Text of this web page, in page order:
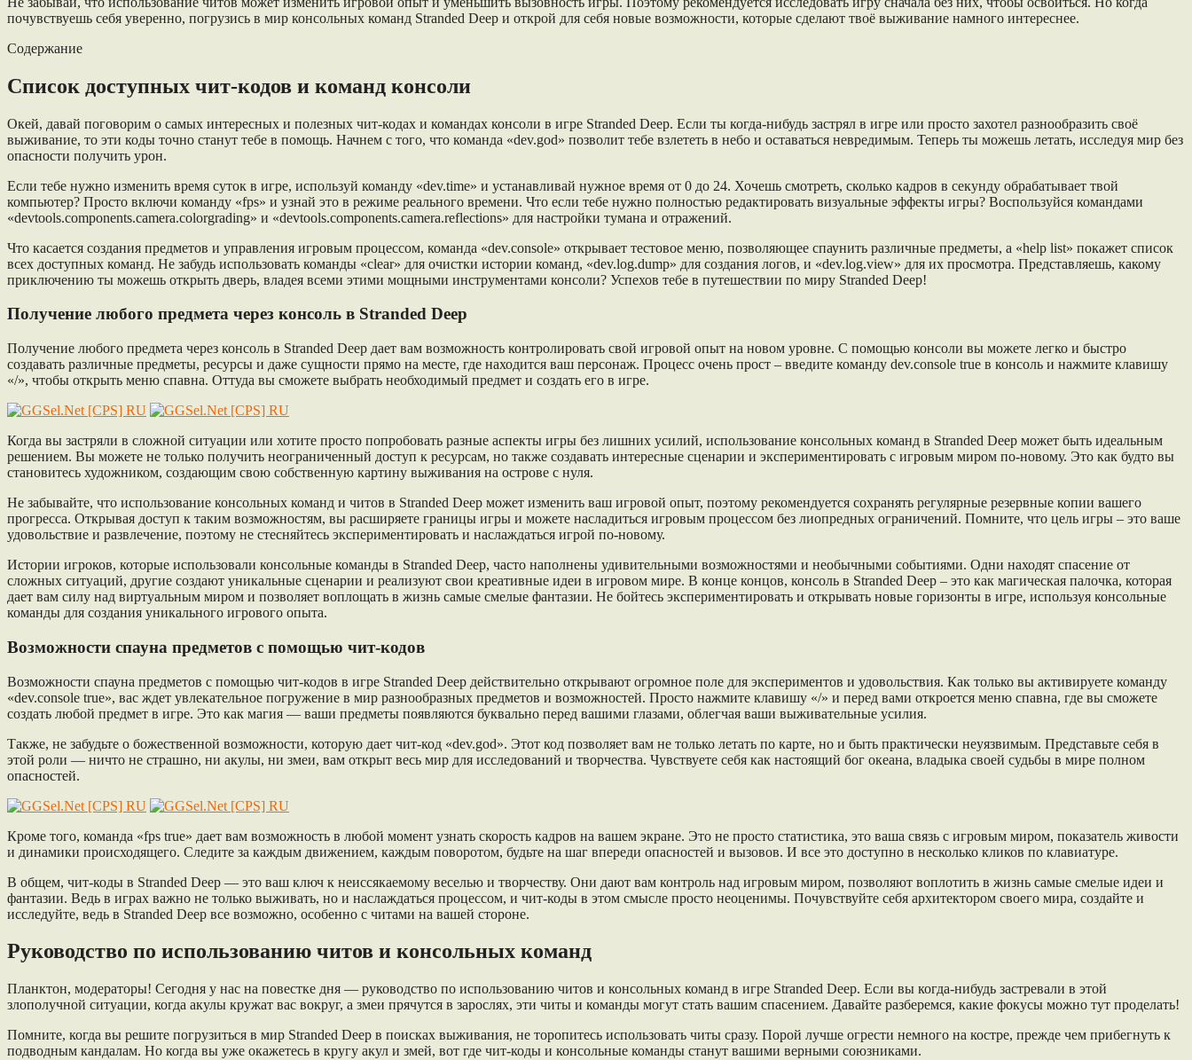
почувствуешь себя уверенно, погрузись в мир консольных команд Stranded Deep и открой для себя новые возможности, которые сделают твоё выживание намного интереснее.
Содержание
Список доступных чит-кодов и команд консоли
Окей, давай поговорим о самых интересных и полезных чит-кодах и командах консоли в игре Stranded Deep. Если ты когда-нибудь застрял в игре или просто захотел разнообразить своё
выживание, то эти коды точно станут тебе в помощь. Начнем с того, что команда «dev.god» позволит тебе взлететь в небо и оставаться невредимым. Теперь ты можешь летать, исследуя мир без
опасности получить урон.
Если тебе нужно изменить время суток в игре, используй команду «dev.time» и устанавливай нужное время от 0 до 24. Хочешь смотреть, сколько кадров в секунду обрабатывает твой
компьютер? Просто включи команду «fps» и узнай это в режиме реального времени. Что если тебе нужно полностью редактировать визуальные эффекты игры? Воспользуйся командами
«devtools.components.camera.colorgrading» и «devtools.components.camera.reflections» для настройки тумана и отражений.
Что касается создания предметов и управления игровым процессом, команда «dev.console» открывает тестовое меню, позволяющее спаунить различные предметы, а «help list» покажет список
всех доступных команд. Не забудь использовать команды «clear» для очистки истории команд, «dev.log.dump» для создания логов, и «dev.log.view» для их просмотра. Представляешь, какому
приключению ты можешь открыть дверь, владея всеми этими мощными инструментами консоли? Успехов тебе в путешествии по миру Stranded Deep!
Получение любого предмета через консоль в Stranded Deep
Получение любого предмета через консоль в Stranded Deep дает вам возможность контролировать свой игровой опыт на новом уровне. С помощью консоли вы можете легко и быстро
создавать различные предметы, ресурсы и даже сущности прямо на месте, где находится ваш персонаж. Процесс очень прост – введите команду dev.console true в консоль и нажмите клавишу
«/», чтобы открыть меню спавна. Оттуда вы сможете выбрать необходимый предмет и создать его в игре.
Когда вы застряли в сложной ситуации или хотите просто попробовать разные аспекты игры без лишних усилий, использование консольных команд в Stranded Deep может быть идеальным
решением. Вы можете не только получить неограниченный доступ к ресурсам, но также создавать интересные сценарии и экспериментировать с игровым миром по-новому. Это как будто вы
становитесь художником, создающим свою собственную картину выживания на острове с нуля.
Не забывайте, что использование консольных команд и читов в Stranded Deep может изменить ваш игровой опыт, поэтому рекомендуется сохранять регулярные резервные копии вашего
прогресса. Открывая доступ к таким возможностям, вы расширяете границы игры и можете насладиться игровым процессом без лиопредных ограничений. Помните, что цель игры – это ваше
удовольствие и развлечение, поэтому не стесняйтесь экспериментировать и наслаждаться игрой по-новому.
Истории игроков, которые использовали консольные команды в Stranded Deep, часто наполнены удивительными возможностями и необычными событиями. Одни находят спасение от
сложных ситуаций, другие создают уникальные сценарии и реализуют свои креативные идеи в игровом мире. В конце концов, консоль в Stranded Deep – это как магическая палочка, которая
дает вам силу над виртуальным миром и позволяет воплощать в жизнь самые смелые фантазии. Не бойтесь экспериментировать и открывать новые горизонты в игре, используя консольные
команды для создания уникального игрового опыта.
Возможности спауна предметов с помощью чит-кодов
Возможности спауна предметов с помощью чит-кодов в игре Stranded Deep действительно открывают огромное поле для экспериментов и удовольствия. Как только вы активируете команду
«dev.console true», вас ждет увлекательное погружение в мир разнообразных предметов и возможностей. Просто нажмите клавишу «/» и перед вами откроется меню спавна, где вы сможете
создать любой предмет в игре. Это как магия — ваши предметы появляются буквально перед вашими глазами, облегчая ваши выживательные усилия.
Также, не забудьте о божественной возможности, которую дает чит-код «dev.god». Этот код позволяет вам не только летать по карте, но и быть практически неуязвимым. Представьте себя в
этой роли — ничто не страшно, ни акулы, ни змеи, вам открыт весь мир для исследований и творчества. Чувствуете себя как настоящий бог океана, владыка своей судьбы в мире полном
опасностей.
Кроме того, команда «fps true» дает вам возможность в любой момент узнать скорость кадров на вашем экране. Это не просто статистика, это ваша связь с игровым миром, показатель живости
и динамики происходящего. Следите за каждым движением, каждым поворотом, будьте на шаг впереди опасностей и вызовов. И все это доступно в несколько кликов по клавиатуре.
В общем, чит-коды в Stranded Deep — это ваш ключ к неиссякаемому веселью и творчеству. Они дают вам контроль над игровым миром, позволяют воплотить в жизнь самые смелые идеи и
фантазии. Ведь в играх важно не только выживать, но и наслаждаться процессом, и чит-коды в этом смысле просто неоценимы. Почувствуйте себя архитектором своего мира, создайте и
исследуйте, ведь в Stranded Deep все возможно, особенно с читами на вашей стороне.
Руководство по использованию читов и консольных команд
Планктон, модераторы! Сегодня у нас на повестке дня — руководство по использованию читов и консольных команд в игре Stranded Deep. Если вы когда-нибудь застревали в этой
злополучной ситуации, когда акулы кружат вас вокруг, а змеи прячутся в зарослях, эти читы и команды могут стать вашим спасением. Давайте разберемся, какие фокусы можно тут проделать!
Помните, когда вы решите погрузиться в мир Stranded Deep в поисках выживания, не торопитесь использовать читы сразу. Порой лучше огрести немного на костре, прежде чем прибегнуть к
подводным кандалам. Но когда вы уже окажетесь в кругу акул и змей, вот где чит-коды и консольные команды станут вашими верными союзниками.